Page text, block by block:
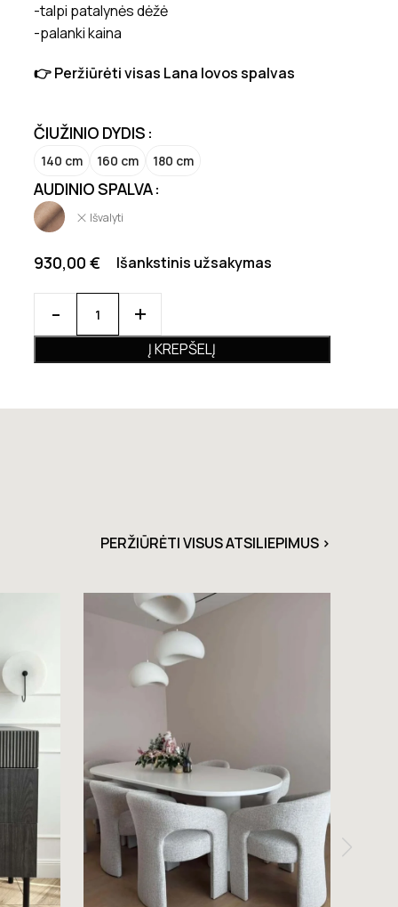
-talpi patalynės dėžė
-palanki kaina
👉 Peržiūrėti visas Lana lovos spalvas
ČIUŽINIO DYDIS
140 cm 160 cm 180 cm
AUDINIO SPALVA
Išvalyti
930,00€ Išankstinis užsakymas
Į KREPŠELĮ
PERŽIŪRĖTI VISUS ATSILIEPIMUS >